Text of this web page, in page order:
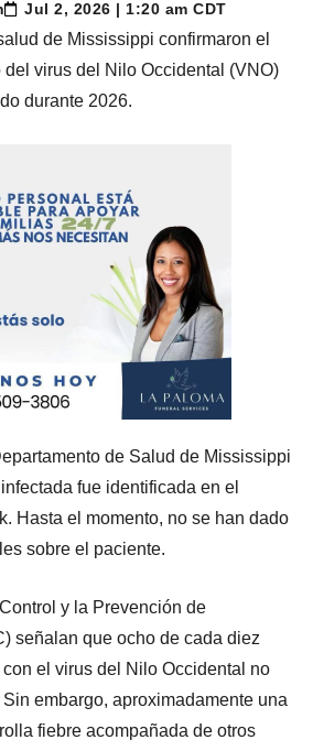
Jul 2, 2026 | 1:20 am CDT
de Mississippi confirmaron el
del virus del Nilo Occidental (VNO)
durante 2026.
de Salud de Mississippi
fue identificada en el
Hasta el momento, no se han dado
sobre el paciente.
y la Prevención de
señalan que ocho de cada diez
el virus del Nilo Occidental no
embargo, aproximadamente una
fiebre acompañada de otros